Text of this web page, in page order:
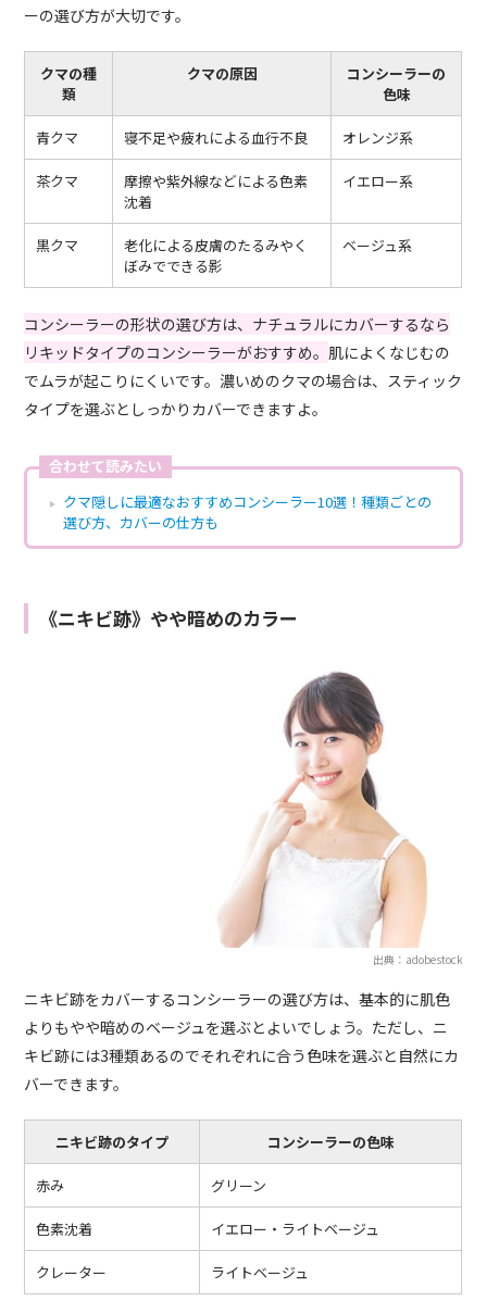
ーの選び方が大切です。
クマの種
類
クマの原因
コンシーラーの
色味
青クマ 寝不足や疲れによる血行不良 オレンジ系
茶クマ
摩擦や紫外線などによる色素
沈着
イエロー系
黒クマ
老化による皮膚のたるみやく
ぼみでできる影
ベージュ系
コンシーラーの形状の選び方は、ナチュラルにカバーするなら
リキッドタイプのコンシーラーがおすすめ。 肌によくなじむの
でムラが起こりにくいです。濃いめのクマの場合は、スティック
タイプを選ぶとしっかりカバーできますよ。
合わせて読みたい
クマ隠しに最適なおすすめコンシーラー10選！種類ごとの
選び方、カバーの仕方も
《ニキビ跡》やや暗めのカラー
出典：adobestock
ニキビ跡をカバーするコンシーラーの選び方は、基本的に肌色
よりもやや暗めのベージュを選ぶとよいでしょう。ただし、ニ
キビ跡には3種類あるのでそれぞれに合う色味を選ぶと自然にカ
バーできます。
ニキビ跡のタイプ コンシーラーの色味
赤み グリーン
色素沈着 イエロー・ライトベージュ
クレーター ライトベージュ